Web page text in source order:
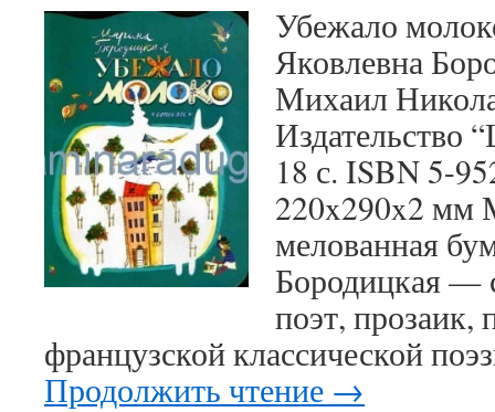
Убежало
Яковлевна
Михаил
Издательство
18 с. ISBN 5-
220x290x2 мм
мелованная
Бородицкая —
поэт, прозаик,
французской классической
Продолжить чтение →